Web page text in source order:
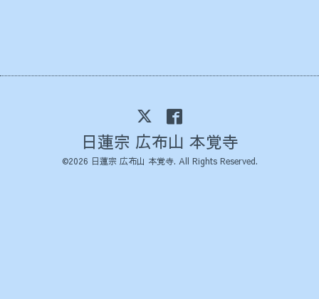
日蓮宗 広布山 本覚寺
©2026 日蓮宗 広布山 本覚寺. All Rights Reserved.